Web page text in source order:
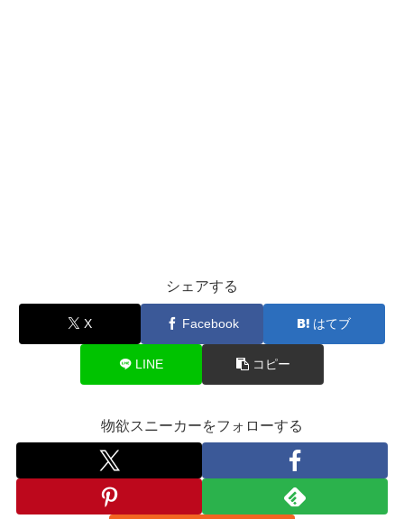
シェアする
X Facebook はてブ
LINE コピー
物欲スニーカーをフォローする